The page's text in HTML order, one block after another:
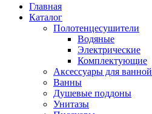
Главная
Каталог
Полотенцесушители
Водяные
Электрические
Комплектующие
Аксессуары для ванной
Ванны
Душевые поддоны
Унитазы